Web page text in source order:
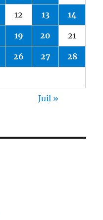
12 13 14
19 20 21
26 27 28
Juil »